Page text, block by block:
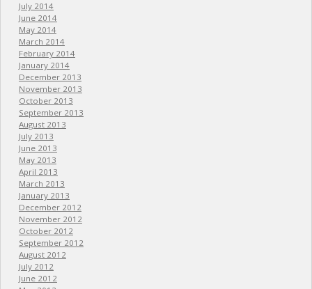
July 2014
June 2014
May 2014
March 2014
February 2014
January 2014
December 2013
November 2013
October 2013
September 2013
August 2013
July 2013
June 2013
May 2013
April 2013
March 2013
January 2013
December 2012
November 2012
October 2012
September 2012
August 2012
July 2012
June 2012